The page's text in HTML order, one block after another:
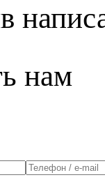
нам